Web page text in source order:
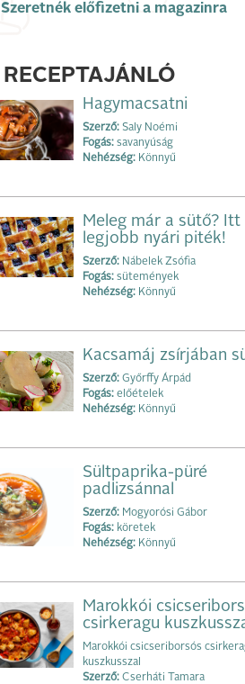
Szeretnék előfizetni a magazinra
RECEPTAJÁNLÓ
Hagymacsatni
Szerző: Saly Noémi
Fogás: savanyúság
Nehézség: Könnyű
Meleg már a sütő? Itt
legjobb nyári piték!
Szerző: Nábelek Zsófia
Fogás: sütemények
Nehézség: Könnyű
Kacsamáj zsírjában
Szerző: Győrffy Árpád
Fogás: előételek
Nehézség: Könnyű
Sültpaprika-püré
padlizsánnal
Szerző: Mogyorósi Gábor
Fogás: köretek
Nehézség: Könnyű
Marokkói
csirkeragu
Marokkói csicseriborsós
kuszkusszal
Szerző: Cserháti Tamara